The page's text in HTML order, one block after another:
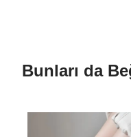
Bunları da